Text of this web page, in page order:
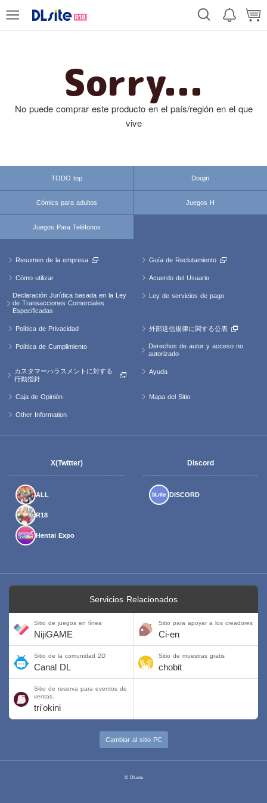
Sorry...
No puede comprar este producto en el país/región en el que
vive
TODO top Doujin
Cómics para adultos Juegos H
Juegos Para Teléfonos
Resumen de la empresa Guía de Reclutamiento
Cómo utilizar Acuerdo del Usuario
Declaración Jurídica basada en la Ley
de Transacciones Comerciales
Especificadas
Ley de servicios de pago
Política de Privacidad 外部送信規律に関する公表
Política de Cumplimiento
Derechos de autor y acceso no
autorizado
カスタマーハラスメントに対する
行動指針
Ayuda
Caja de Opinión Mapa del Sitio
Other Information
X(Twitter)
ALL
R18
Hentai Expo
Discord
DISCORD
Servicios Relacionados
Sitio de juegos en línea
NijiGAME
Sitio para apoyar a los creadores
Ci-en
Sitio de la comunidad 2D
Canal DL
Sitio de muestras gratis
chobit
Sitio de reserva para eventos de
ventas.
tri'okini
Cambiar al sitio PC
© DLsite